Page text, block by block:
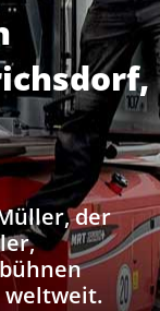
der
weltweit.